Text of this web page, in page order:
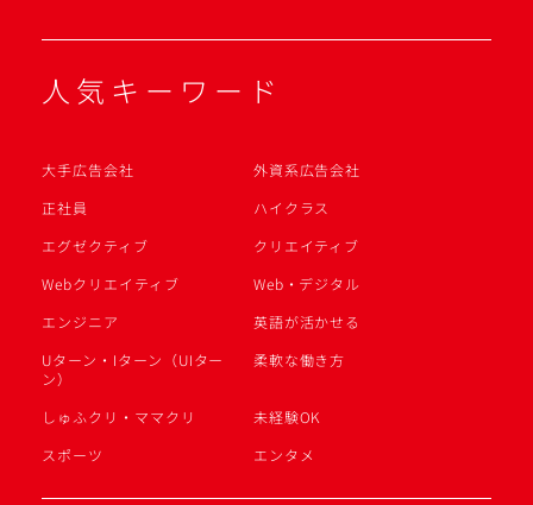
人気キーワード
大手広告会社
外資系広告会社
正社員
ハイクラス
エグゼクティブ
クリエイティブ
Webクリエイティブ
Web・デジタル
エンジニア
英語が活かせる
Uターン・Iターン（UIター
ン）
柔軟な働き方
しゅふクリ・ママクリ
未経験OK
スポーツ
エンタメ